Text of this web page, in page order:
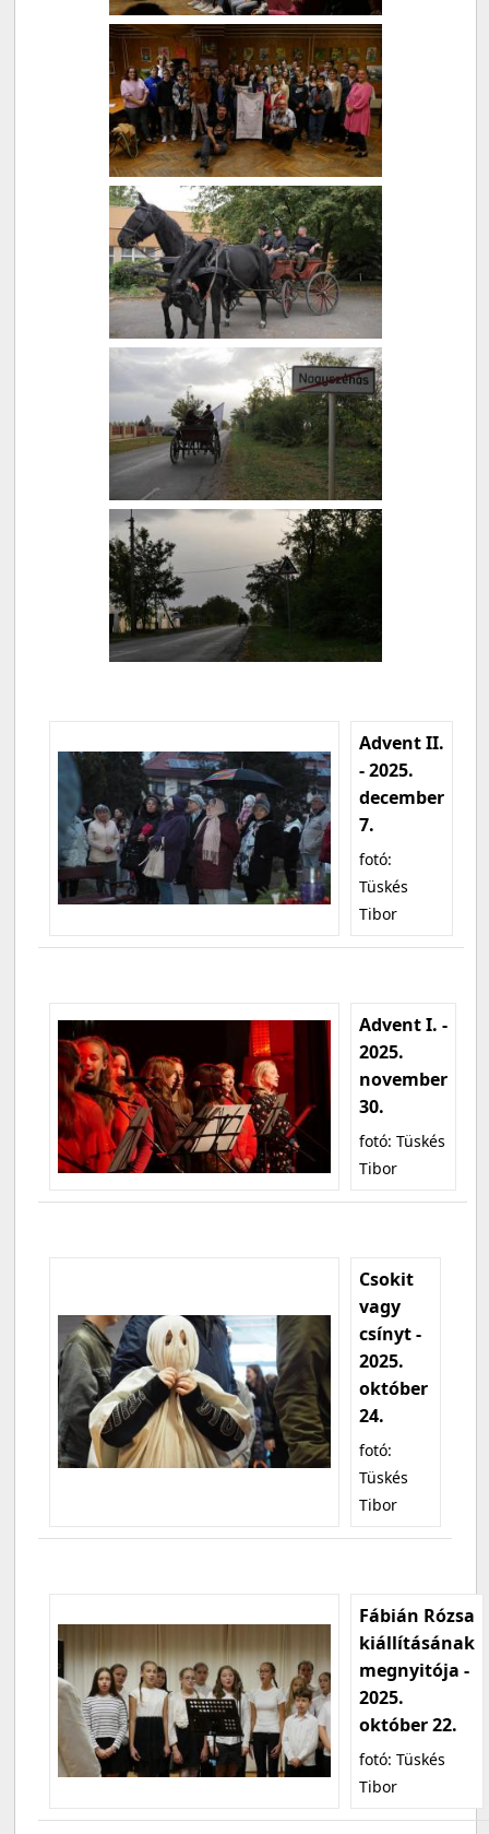
Advent II.
- 2025.
december
7.
fotó:
Tüskés
Tibor
Advent I. -
2025.
november
30.
fotó: Tüskés
Tibor
Csokit
vagy
csínyt -
2025.
október
24.
fotó:
Tüskés
Tibor
Fábián Rózsa
kiállításának
megnyitója -
2025.
október 22.
fotó: Tüskés
Tibor